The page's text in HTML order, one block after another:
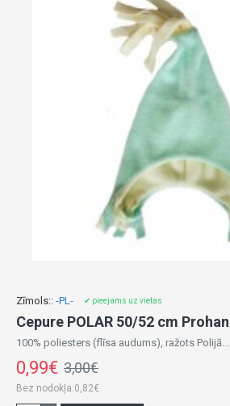
Zīmols:: -PL- ✔ pieejams uz vietas
100% poliesters (flīsa audums), ražots Polijā...
0,99€ 3,00€
Bez nodokļa:0,82€